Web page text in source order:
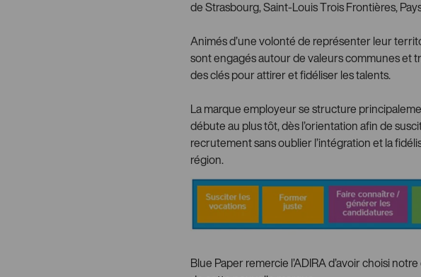
de Strasbourg, Saint-Louis Trois Frontières,
Animés d’une volonté de représenter leur
sont engagés autour de valeurs communes et
des clés pour attirer et fidéliser les talents.
La marque employeur se structure
débute au plus tôt, dès l’orientation afin de
recrutement sans oublier l’intégration et la
région.
Blue Paper remercie l’ADIRA d’avoir choisi